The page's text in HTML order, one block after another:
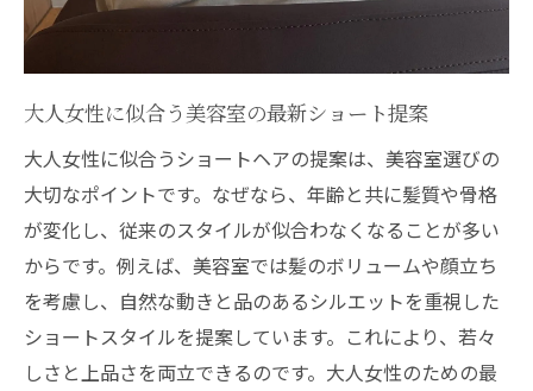
美容室で得意なショートスタイルの魅力解
大人女性に嬉しい美容室のサービスポイン
ト
美容室が提案するショートの選び方ガイド
ショートが得意な美容室と西院駅の魅力解説
美容室でショートが得意な理由を徹底解説
美容室選びで押さえたい西院駅周辺情報
大人女性に似合う美容室の最新ショート提案
大人女性に似合うショートヘアの提案は、美容室選びの
大切なポイントです。なぜなら、年齢と共に髪質や骨格
が変化し、従来のスタイルが似合わなくなることが多い
からです。例えば、美容室では髪のボリュームや顔立ち
を考慮し、自然な動きと品のあるシルエットを重視した
ショートスタイルを提案しています。これにより、若々
しさと上品さを両立できるのです。大人女性のための最